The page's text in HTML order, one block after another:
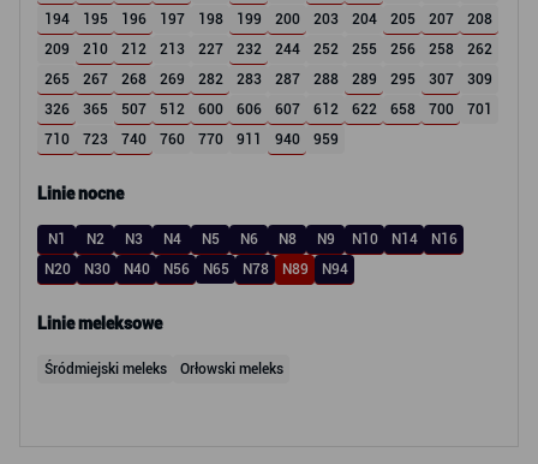
194
195 196 197 198 199 200 203 204 205 207
208
209
210 212 213 227 232 244 252 255 256 258
262
265
267 268 269 282 283 287 288 289 295 307
309
326
365 507 512 600 606 607 612 622 658 700
701
710
723 740 760 770 911 940 959
Linie nocne
N1 N2 N3 N4 N5 N6 N8 N9 N10 N14
N16
N20
N30 N40 N56 N65 N78 N89 N94
Linie meleksowe
Śródmiejski meleks Orłowski meleks